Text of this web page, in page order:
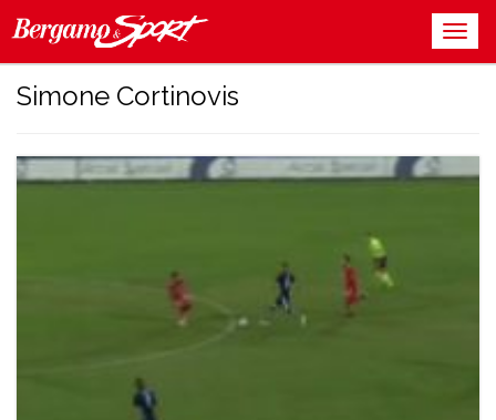
Simone Cortinovis